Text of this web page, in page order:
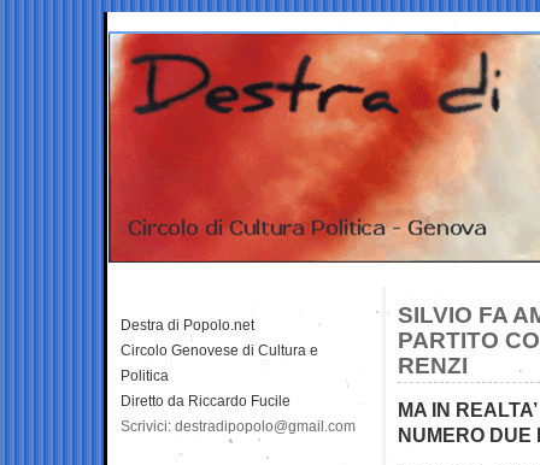
SILVIO FA
PARTITO
RENZI
MA IN
NUMERO DUE
Destra di Popolo.net
Circolo Genovese di Cultura e
Politica
Diretto da Riccardo Fucile
Scrivici: destradipopolo@gmail.com